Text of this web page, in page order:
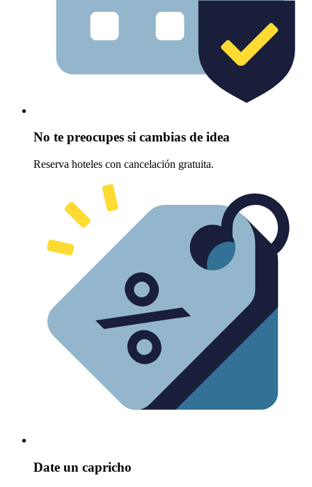
No te preocupes si cambias de idea
Reserva hoteles con cancelación gratuita.
Date un capricho